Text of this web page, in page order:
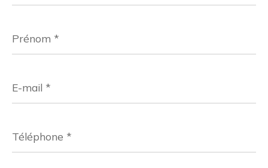
*
mail
*
*